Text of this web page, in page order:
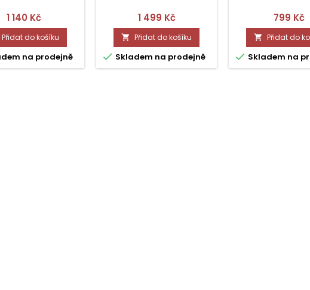
Cena
1 140 Kč
Přidat do košíku
na prodejně
Cena
1 499 Kč
 Přidat do košíku
 Skladem na prodejně
Cena
799 Kč
 Přidat do
 Skladem na